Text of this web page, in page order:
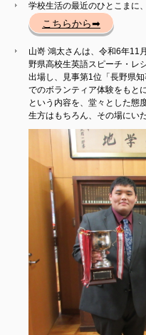
学校生活の最近のひとこまに
こちらから➡
山嵜 鴻太さんは、令和6年11
野県高校生英語スピーチ・レ
出場し、見事第1位「長野県
でのボランティア体験をもと
という内容を、堂々とした態
生方はもちろん、その場にい